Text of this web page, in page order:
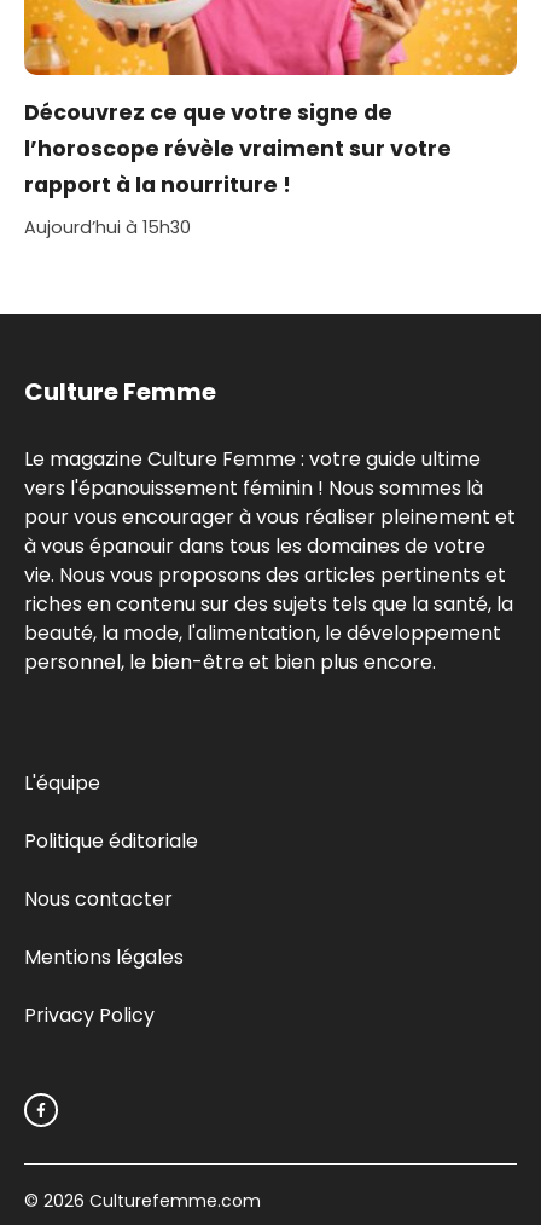
Découvrez ce que votre signe de
l’horoscope révèle vraiment sur votre
rapport à la nourriture !
Aujourd’hui à 15h30
Culture Femme
Le magazine Culture Femme : votre guide ultime
vers l'épanouissement féminin ! Nous sommes là
pour vous encourager à vous réaliser pleinement et
à vous épanouir dans tous les domaines de votre
vie. Nous vous proposons des articles pertinents et
riches en contenu sur des sujets tels que la santé, la
beauté, la mode, l'alimentation, le développement
personnel, le bien-être et bien plus encore.
L'équipe
Politique éditoriale
Nous contacter
Mentions légales
Privacy Policy
© 2026 Culturefemme.com